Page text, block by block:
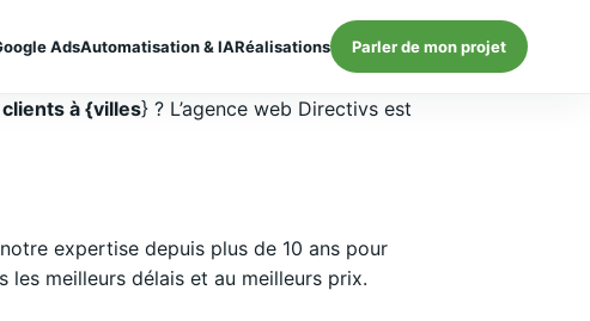
AdsAutomatisation & IARéalisations Parler de mon projet
à {villes} ? L’agence web Directivs est
expertise depuis plus de 10 ans pour
meilleurs délais et au meilleurs prix.